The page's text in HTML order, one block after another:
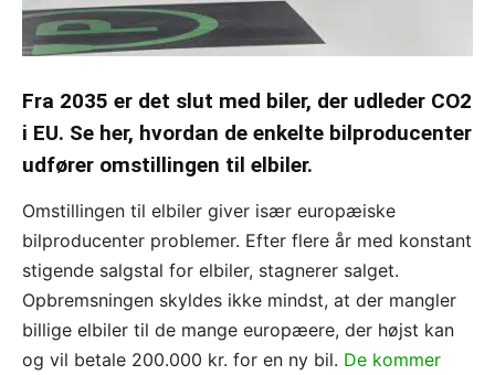
Fra 2035 er det slut med biler, der udleder CO2
i EU. Se her, hvordan de enkelte bilproducenter
udfører omstillingen til elbiler.
Omstillingen til elbiler giver især europæiske
bilproducenter problemer. Efter flere år med konstant
stigende salgstal for elbiler, stagnerer salget.
Opbremsningen skyldes ikke mindst, at der mangler
billige elbiler til de mange europæere, der højst kan
og vil betale 200.000 kr. for en ny bil. De kommer